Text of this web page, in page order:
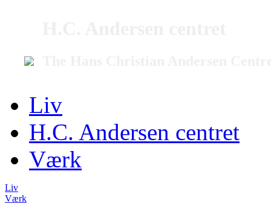
Liv
H.C. Andersen centret
Værk
Liv
Værk